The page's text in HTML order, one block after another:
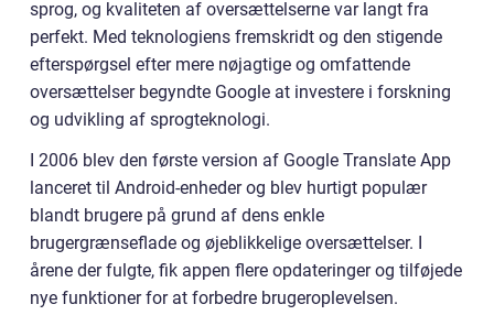
sprog, og kvaliteten af oversættelserne var langt fra
perfekt. Med teknologiens fremskridt og den stigende
efterspørgsel efter mere nøjagtige og omfattende
oversættelser begyndte Google at investere i forskning
og udvikling af sprogteknologi.
I 2006 blev den første version af Google Translate App
lanceret til Android-enheder og blev hurtigt populær
blandt brugere på grund af dens enkle
brugergrænseflade og øjeblikkelige oversættelser. I
årene der fulgte, fik appen flere opdateringer og tilføjede
nye funktioner for at forbedre brugeroplevelsen.